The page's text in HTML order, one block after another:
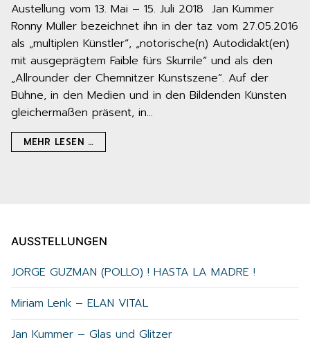
Austellung vom 13. Mai – 15. Juli 2018 Jan Kummer
Ronny Müller bezeichnet ihn in der taz vom 27.05.2016
als „multiplen Künstler“, „notorische(n) Autodidakt(en)
mit ausgeprägtem Faible fürs Skurrile“ und als den
„Allrounder der Chemnitzer Kunstszene“. Auf der
Bühne, in den Medien und in den Bildenden Künsten
gleichermaßen präsent, in…
MEHR LESEN …
AUSSTELLUNGEN
JORGE GUZMAN (POLLO) ! HASTA LA MADRE !
Miriam Lenk – ELAN VITAL
Jan Kummer – Glas und Glitzer